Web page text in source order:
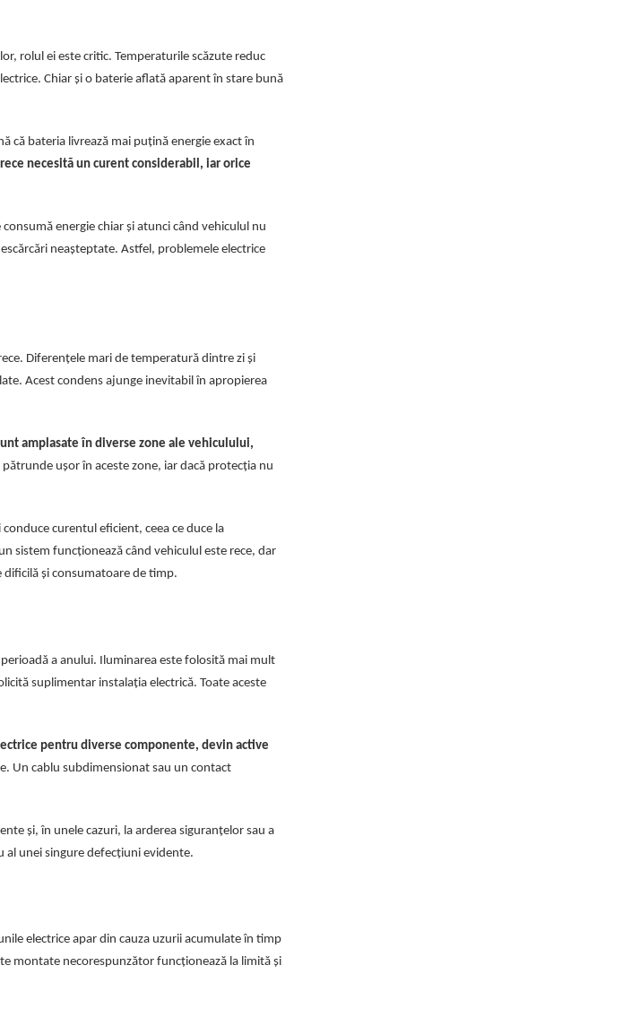
rolul ei este critic. Temperaturile scăzute reduc
Chiar și o baterie aflată aparent în stare bună
că bateria livrează mai puțină energie exact în
necesită un curent considerabil, iar orice
energie chiar și atunci când vehiculul nu
neașteptate. Astfel, problemele electrice
Diferențele mari de temperatură dintre zi și
Acest condens ajunge inevitabil în apropierea
amplasate în diverse zone ale vehiculului,
ușor în aceste zone, iar dacă protecția nu
curentul eficient, ceea ce duce la
sistem funcționează când vehiculul este rece, dar
și consumatoare de timp.
a anului. Iluminarea este folosită mai mult
suplimentar instalația electrică. Toate aceste
pentru diverse componente, devin active
Un cablu subdimensionat sau un contact
și, în unele cazuri, la arderea siguranțelor sau a
al unei singure defecțiuni evidente.
electrice apar din cauza uzurii acumulate în timp
montate necorespunzător funcționează la limită și